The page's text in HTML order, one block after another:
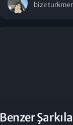
bize
Benzer